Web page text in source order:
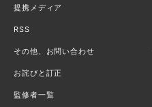
提携メディア
RSS
その他、お問い合わせ
お詫びと訂正
監修者一覧